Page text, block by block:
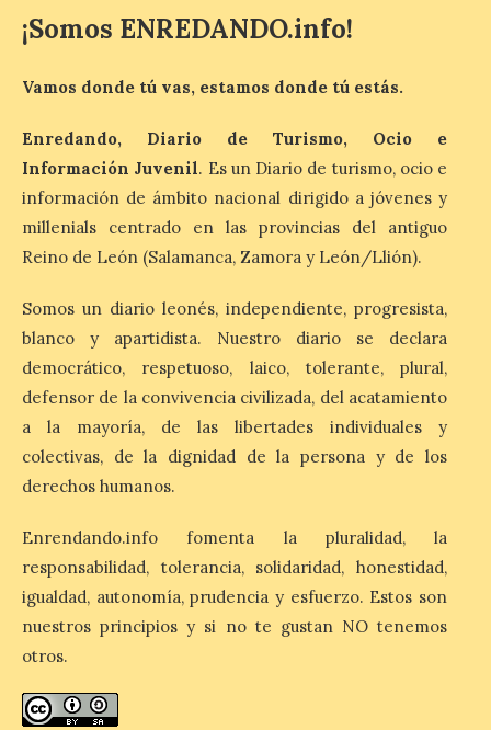
Ponferrada
un encuentro
celebra en el mes de
agosto en la localidad
gallega de Merza, dedicado a la marimba y
la música de cámara. La Plaza del
Ayuntamiento de Ponferrada acogerá
este domingo, […]
MADO Madrid Orgullo
2026 vuelve a situarse
como uno de los
principales motores
económicos y turísticos de
Madrid
El gasto total aumentó un
1,4 % respecto al año
pasado y un 4,6 % frente a
un periodo estándar. Por
turístico concentró la mayor parte del
restauración […]
¡Somos ENREDANDO.info!
Vamos donde tú vas, estamos donde tú estás.
Enredando, Diario de Turismo, Ocio e
Información Juvenil. Es un Diario de turismo, ocio e
información de ámbito nacional dirigido a jóvenes y
millenials centrado en las provincias del antiguo
Reino de León (Salamanca, Zamora y León/Llión).
Somos un diario leonés, independiente, progresista,
blanco y apartidista. Nuestro diario se declara
democrático, respetuoso, laico, tolerante, plural,
defensor de la convivencia civilizada, del acatamiento
a la mayoría, de las libertades individuales y
colectivas, de la dignidad de la persona y de los
derechos humanos.
Enrendando.info fomenta la pluralidad, la
responsabilidad, tolerancia, solidaridad, honestidad,
igualdad, autonomía, prudencia y esfuerzo. Estos son
nuestros principios y si no te gustan NO tenemos
otros.